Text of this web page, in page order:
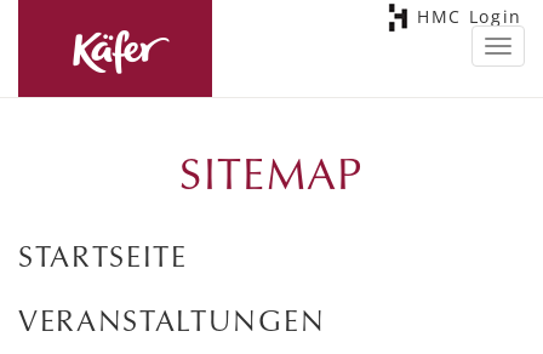
HMC Login
SITEMAP
STARTSEITE
VERANSTALTUNGEN